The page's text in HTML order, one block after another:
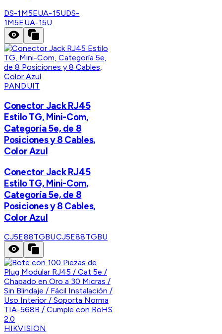
DS-1M5EUA-15UDS-
1M5EUA-15U
PANDUIT
Conector Jack RJ45
Estilo TG, Mini-Com,
Categoría 5e, de 8
Posiciones y 8 Cables,
Color Azul
Conector Jack RJ45
Estilo TG, Mini-Com,
Categoría 5e, de 8
Posiciones y 8 Cables,
Color Azul
CJ5E88TGBUCJ5E88TGBU
HIKVISION